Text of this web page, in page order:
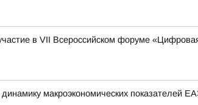
в VII Всероссийском форуме
макроэкономических показателей